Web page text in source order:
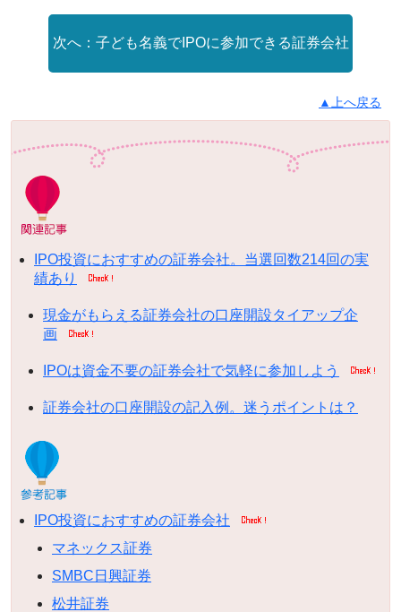
子ども名義でIPOに参加できる証券会社
▲上へ戻る
IPO投資におすすめの証券会社。当選回数214回の実
績あり
現金がもらえる証券会社の口座開設タイアップ企
画
IPOは資金不要の証券会社で気軽に参加しよう
証券会社の口座開設の記入例。迷うポイントは？
IPO投資におすすめの証券会社
マネックス証券
SMBC日興証券
松井証券